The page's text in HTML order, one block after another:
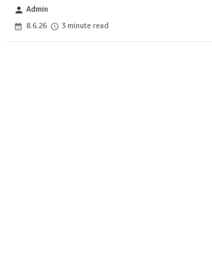
person Admin
8.6.26
3 minute read